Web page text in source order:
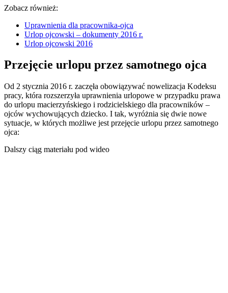
Zobacz również:
Uprawnienia dla pracownika-ojca
Urlop ojcowski – dokumenty 2016 r.
Urlop ojcowski 2016
Przejęcie urlopu przez samotnego ojca
Od 2 stycznia 2016 r. zaczęła obowiązywać nowelizacja Kodeksu
pracy, która rozszerzyła uprawnienia urlopowe w przypadku prawa
do urlopu macierzyńskiego i rodzicielskiego dla pracowników –
ojców wychowujących dziecko. I tak, wyróżnia się dwie nowe
sytuacje, w których możliwe jest przejęcie urlopu przez samotnego
ojca:
Dalszy ciąg materiału pod wideo